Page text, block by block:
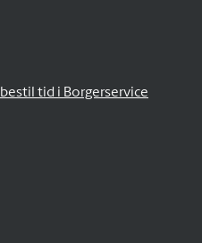
tid i Borgerservice